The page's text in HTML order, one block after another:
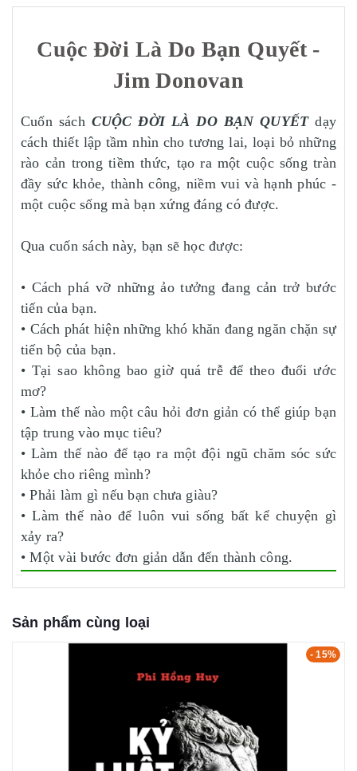
Cuộc Đời Là Do Bạn Quyết -
Jim Donovan
Cuốn sách CUỘC ĐỜI LÀ DO BẠN QUYẾTdạy
cách thiết lập tầm nhìn cho tương lai, loại bỏ những
rào cản trong tiềm thức, tạo ra một cuộc sống tràn
đầy sức khỏe, thành công, niềm vui và hạnh phúc -
một cuộc sống mà bạn xứng đáng có được.
Qua cuốn sách này, bạn sẽ học được:
• Cách phá vỡ những ảo tưởng đang cản trở bước
tiến của bạn.
• Cách phát hiện những khó khăn đang ngăn chặn sự
tiến bộ của bạn.
• Tại sao không bao giờ quá trễ để theo đuổi ước
mơ?
• Làm thế nào một câu hỏi đơn giản có thể giúp bạn
tập trung vào mục tiêu?
• Làm thế nào để tạo ra một đội ngũ chăm sóc sức
khỏe cho riêng mình?
• Phải làm gì nếu bạn chưa giàu?
• Làm thế nào để luôn vui sống bất kể chuyện gì
xảy ra?
• Một vài bước đơn giản dẫn đến thành công.
Sản phẩm cùng loại
- 15%